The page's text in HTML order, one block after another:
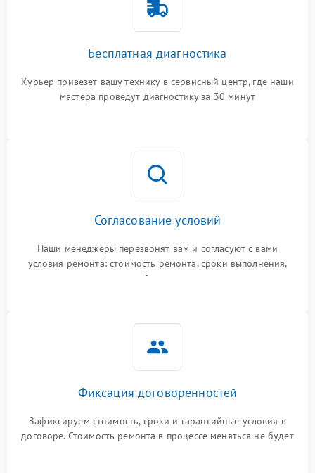
Бесплатная диагностика
Курьер привезет вашу технику в сервисный центр, где наши
мастера проведут диагностику за 30 минут
Согласование условий
Наши менеджеры перезвонят вам и согласуют с вами
условия ремонта: стоимость ремонта, сроки выполнения,
гарантийные условия
Фиксация договоренностей
Зафиксируем стоимость, сроки и гарантийные условия в
договоре. Стоимость ремонта в процессе меняться не будет